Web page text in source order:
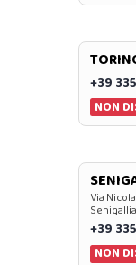
+39
NON
Via
+39
NON